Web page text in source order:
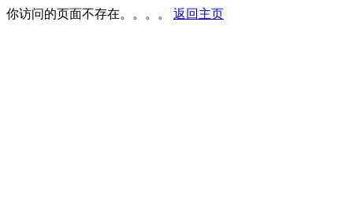
你访问的页面不存在。。。。 返回主页